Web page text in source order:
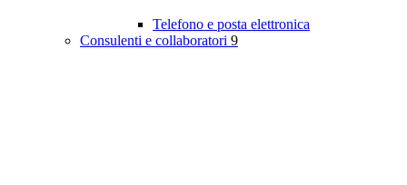
Telefono e posta elettronica
Consulenti e collaboratori 9